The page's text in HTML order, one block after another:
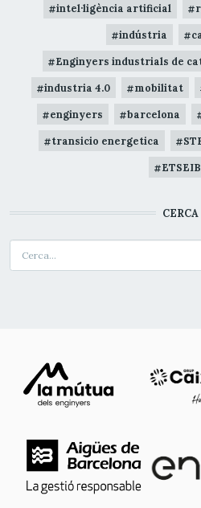
intel·ligència artificial
indústria
Enginyers industrials de
industria 4.0 mobilitat
enginyers barcelona
transicio energetica
ETSEIB
CERCA